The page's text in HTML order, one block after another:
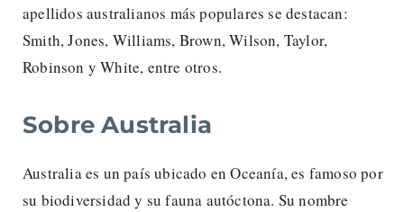
apellidos australianos más populares se destacan:
Smith, Jones, Williams, Brown, Wilson, Taylor,
Robinson y White, entre otros.
Sobre Australia
Australia es un país ubicado en Oceanía, es famoso por
su biodiversidad y su fauna autóctona. Su nombre